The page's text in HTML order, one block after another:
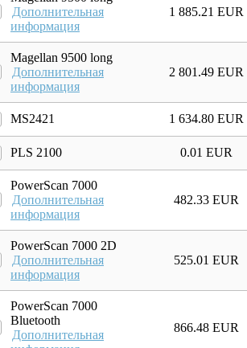
Дополнительная
информация
1 885.21 EUR
Magellan 9500 long
Дополнительная
информация
2 801.49 EUR
MS2421 1 634.80 EUR
PLS 2100 0.01 EUR
PowerScan 7000
Дополнительная
информация
482.33 EUR
PowerScan 7000 2D
Дополнительная
информация
525.01 EUR
PowerScan 7000
Bluetooth
Дополнительная
866.48 EUR